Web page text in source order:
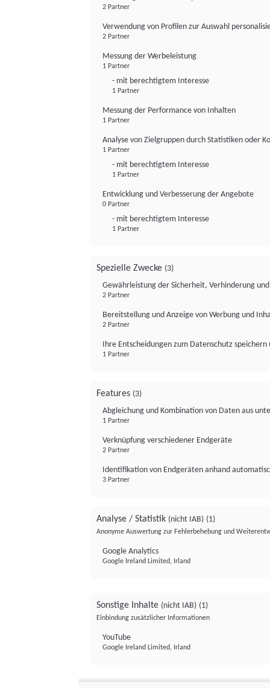
2 Partner
Verwendung von Profilen zur Auswahl
2 Partner
Messung der Werbeleistung
1 Partner
- mit berechtigtem Interesse
1 Partner
Messung der Performance von Inhalten
1 Partner
Analyse von Zielgruppen durch Statistiken oder
1 Partner
- mit berechtigtem Interesse
1 Partner
Entwicklung und Verbesserung der Angebote
0 Partner
- mit berechtigtem Interesse
1 Partner
Spezielle Zwecke (3)
Gewährleistung der Sicherheit, Verhinderung
2 Partner
Bereitstellung und Anzeige von Werbung und
2 Partner
Ihre Entscheidungen zum Datenschutz
1 Partner
Features (3)
Abgleichung und Kombination von Daten aus
1 Partner
Verknüpfung verschiedener Endgeräte
2 Partner
Identifikation von Endgeräten anhand
3 Partner
Analyse / Statistik (nicht IAB) (1)
Anonyme Auswertung zur Fehlerbehebung und
Google Analytics
Google Ireland Limited, Irland
Sonstige Inhalte (nicht IAB) (1)
Einbindung zusätzlicher Informationen
YouTube
Google Ireland Limited, Irland